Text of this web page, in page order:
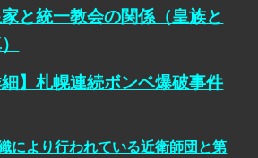
と統一教会の関係（皇族と
細】札幌連続ボンベ爆破事件
により行われている近衛師団と第